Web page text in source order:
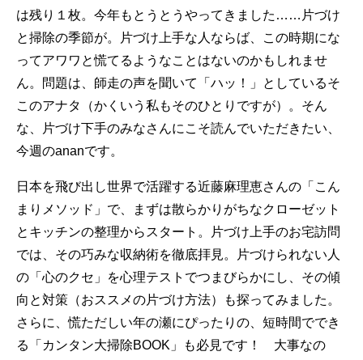
は残り１枚。今年もとうとうやってきました……片づけ
と掃除の季節が。片づけ上手な人ならば、この時期にな
ってアワワと慌てるようなことはないのかもしれませ
ん。問題は、師走の声を聞いて「ハッ！」としているそ
このアナタ（かくいう私もそのひとりですが）。そん
な、片づけ下手のみなさんにこそ読んでいただきたい、
今週のananです。
日本を飛び出し世界で活躍する近藤麻理恵さんの「こん
まりメソッド」で、まずは散らかりがちなクローゼット
とキッチンの整理からスタート。片づけ上手のお宅訪問
では、その巧みな収納術を徹底拝見。片づけられない人
の「心のクセ」を心理テストでつまびらかにし、その傾
向と対策（おススメの片づけ方法）も探ってみました。
さらに、慌ただしい年の瀬にぴったりの、短時間ででき
る「カンタン大掃除BOOK」も必見です！ 大事なの